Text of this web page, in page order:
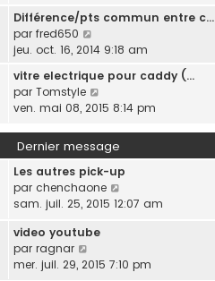
a
e
e
s
s
a
g
e
i
r
e
s
s
a
g
e
d
e
r
n
i
e
r
s
s
a
g
r
e
e
r
n
i
e
m
e
g
Différence/pts commun entre c…
par fred650
o
r
l
e
d
e
r
n
i
e
e
jeu. oct. 16, 2014 9:18 am
vitre electrique pour caddy (…
par Tomstyle
o
l
e
d
e
n
e
ven. mai 08, 2015 8:14 pm
Dernier message
Les autres pick-up
par chenchaone
o
e
sam. juil. 25, 2015 12:07 am
video youtube
par ragnar
o
mer. juil. 29, 2015 7:10 pm